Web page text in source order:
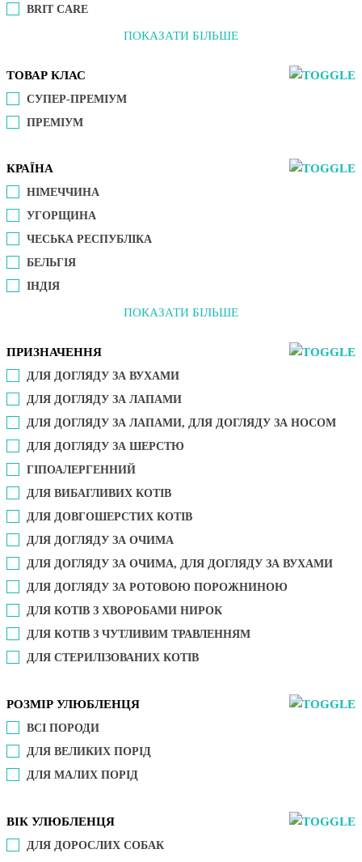
BRIT CARE
ПОКАЗАТИ БІЛЬШЕ
ТОВАР КЛАС
СУПЕР-ПРЕМІУМ
ПРЕМІУМ
КРАЇНА
НІМЕЧЧИНА
УГОРЩИНА
ЧЕСЬКА РЕСПУБЛІКА
БЕЛЬГІЯ
ІНДІЯ
ПОКАЗАТИ БІЛЬШЕ
ПРИЗНАЧЕННЯ
ДЛЯ ДОГЛЯДУ ЗА ВУХАМИ
ДЛЯ ДОГЛЯДУ ЗА ЛАПАМИ
ДЛЯ ДОГЛЯДУ ЗА ЛАПАМИ, ДЛЯ ДОГЛЯДУ ЗА НОСОМ
ДЛЯ ДОГЛЯДУ ЗА ШЕРСТЮ
ГІПОАЛЕРГЕННИЙ
ДЛЯ ВИБАГЛИВИХ КОТІВ
ДЛЯ ДОВГОШЕРСТИХ КОТІВ
ДЛЯ ДОГЛЯДУ ЗА ОЧИМА
ДЛЯ ДОГЛЯДУ ЗА ОЧИМА, ДЛЯ ДОГЛЯДУ ЗА ВУХАМИ
ДЛЯ ДОГЛЯДУ ЗА РОТОВОЮ ПОРОЖНИНОЮ
ДЛЯ КОТІВ З ХВОРОБАМИ НИРОК
ДЛЯ КОТІВ З ЧУТЛИВИМ ТРАВЛЕННЯМ
ДЛЯ СТЕРИЛІЗОВАНИХ КОТІВ
РОЗМІР УЛЮБЛЕНЦЯ
ВСІ ПОРОДИ
ДЛЯ ВЕЛИКИХ ПОРІД
ДЛЯ МАЛИХ ПОРІД
ВІК УЛЮБЛЕНЦЯ
ДЛЯ ДОРОСЛИХ СОБАК